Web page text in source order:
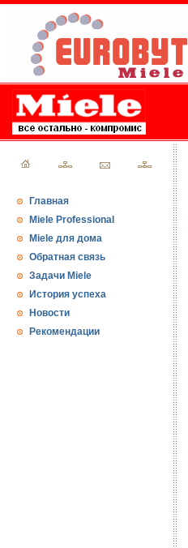
Главная
Miele Professional
Miele для дома
Обратная связь
Задачи Miele
История успеха
Новости
Рекомендации